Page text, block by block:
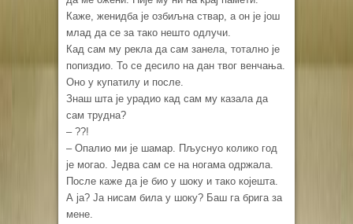
Каже, женидба је озбиљна ствар, а он је још
млад да се за тако нешто одлучи.
Кад сам му рекла да сам занела, тотално је
попиздио. То се десило на дан твог венчања.
Оно у купатилу и после.
Знаш шта је урадио кад сам му казала да
сам трудна?
– ??!
– Опалио ми је шамар. Пљуснуо колико год
је могао. Једва сам се на ногама одржала.
После каже да је био у шоку и тако којешта.
А ја? Ја нисам била у шоку? Баш га брига за
мене.